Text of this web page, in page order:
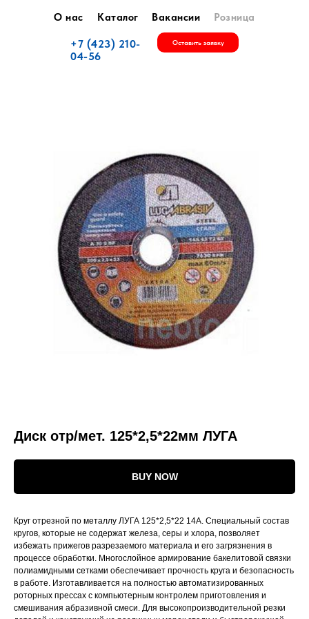
+7 (423) 210-
04-56
Оставить заявку
О нас Каталог Вакансии Розница
Диск отр/мет. 125*2,5*22мм ЛУГА
BUY NOW
Круг отрезной по металлу ЛУГА 125*2,5*22 14А. Специальный состав
кругов, которые не содержат железа, серы и хлора, позволяет
избежать прижегов разрезаемого материала и его загрязнения в
процессе обработки. Многослойное армирование бакелитовой связки
полиамидными сетками обеспечивает прочность круга и безопасность
в работе. Изготавливается на полностью автоматизированных
роторных прессах с компьютерным контролем приготовления и
смешивания абразивной смеси. Для высокопроизводительной резки